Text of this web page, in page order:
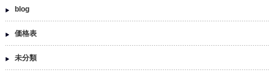
blog
価格表
未分類